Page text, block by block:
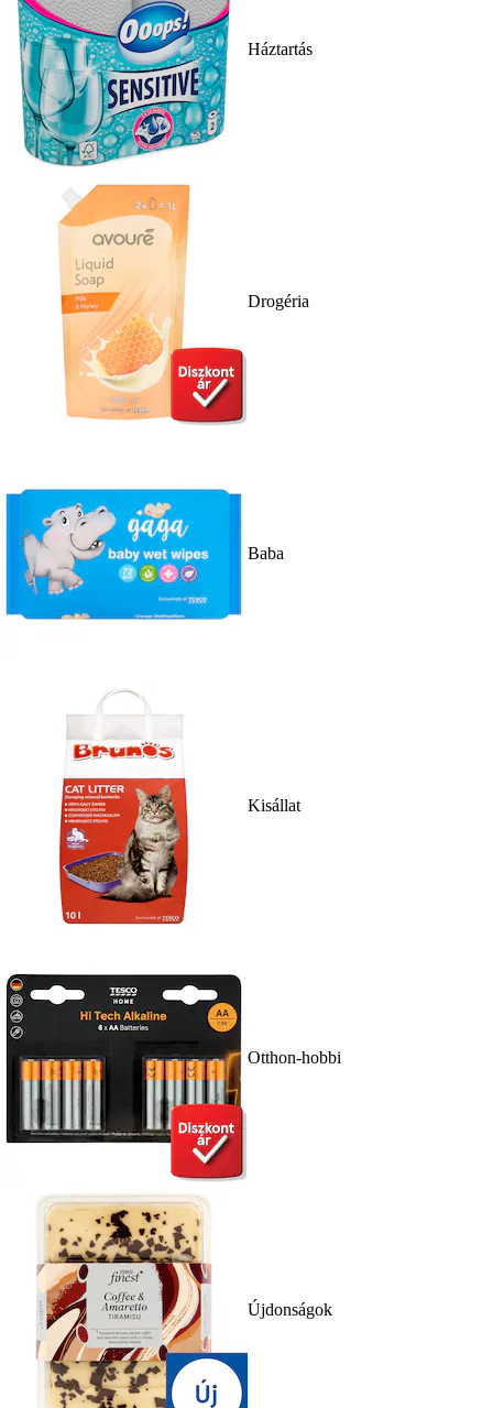
Háztartás
Drogéria
Baba
Kisállat
Otthon-hobbi
Újdonságok